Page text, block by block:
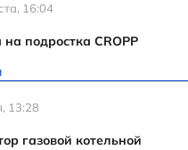
16:04
на подростка CROPP
13:28
газовой котельной